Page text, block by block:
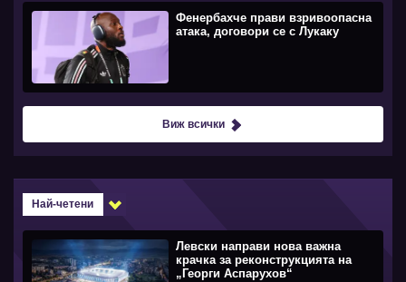
Фенербахче прави взривоопасна
атака, договори се с Лукаку
Виж всички
Най-четени
Левски направи нова важна
крачка за реконструкцията на
„Георги Аспарухов“